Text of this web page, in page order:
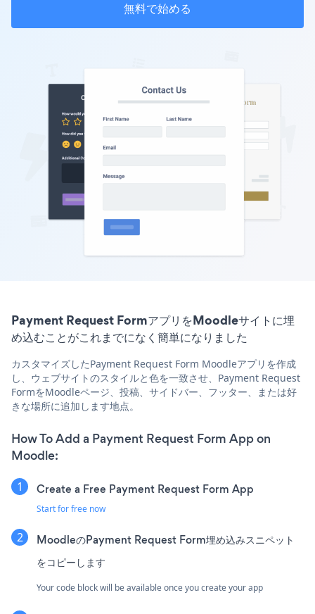
無料で始める
Payment Request FormアプリをMoodleサイトに埋
め込むことがこれまでになく簡単になりました
カスタマイズしたPayment Request Form Moodleアプリを作成
し、ウェブサイトのスタイルと色を一致させ、Payment Request
FormをMoodleページ、投稿、サイドバー、フッター、または好
きな場所に追加します地点。
How To Add a Payment Request Form App on
Moodle:
Create a Free Payment Request Form App
Start for free now
MoodleのPayment Request Form埋め込みスニペット
をコピーします
Your code block will be available once you create your app